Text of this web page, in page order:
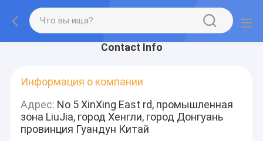
Contact Info
Информация о компании
Адрес: No 5 XinXing East rd, промышленная
зона LiuJia, город Хенгли, город Донгуань
провинция Гуандун Китай